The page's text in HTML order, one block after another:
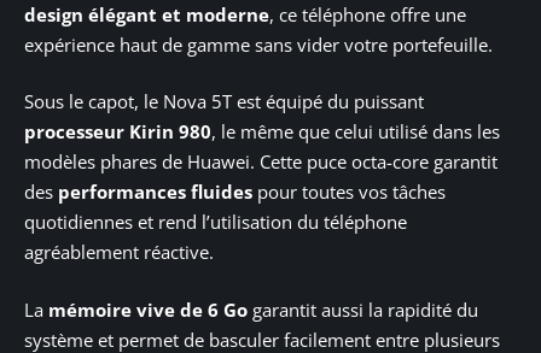
design élégant et moderne, ce téléphone offre une
expérience haut de gamme sans vider votre portefeuille.
Sous le capot, le Nova 5T est équipé du puissant
processeur Kirin 980, le même que celui utilisé dans les
modèles phares de Huawei. Cette puce octa-core garantit
des performances fluides pour toutes vos tâches
quotidiennes et rend l’utilisation du téléphone
agréablement réactive.
La mémoire vive de 6 Go garantit aussi la rapidité du
système et permet de basculer facilement entre plusieurs